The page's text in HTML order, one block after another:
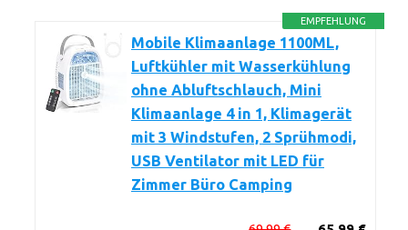
EMPFEHLUNG
Mobile Klimaanlage 1100ML,
Luftkühler mit Wasserkühlung
ohne Abluftschlauch, Mini
Klimaanlage 4 in 1, Klimagerät
mit 3 Windstufen, 2 Sprühmodi,
USB Ventilator mit LED für
Zimmer Büro Camping